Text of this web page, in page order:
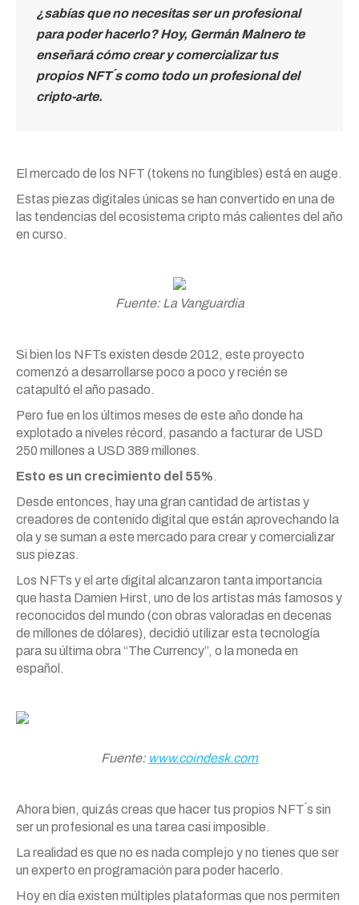
¿sabías que no necesitas ser un profesional
para poder hacerlo? Hoy, Germán Malnero te
enseñará cómo crear y comercializar tus
propios NFT´s como todo un profesional del
cripto-arte.
El mercado de los NFT (tokens no fungibles) está en auge.
Estas piezas digitales únicas se han convertido en una de
las tendencias del ecosistema cripto más calientes del año
en curso.
Fuente: La Vanguardia
Si bien los NFTs existen desde 2012, este proyecto
comenzó a desarrollarse poco a poco y recién se
catapultó el año pasado.
Pero fue en los últimos meses de este año donde ha
explotado a niveles récord, pasando a facturar de USD
250 millones a USD 389 millones.
Esto es un crecimiento del 55%.
Desde entonces, hay una gran cantidad de artistas y
creadores de contenido digital que están aprovechando la
ola y se suman a este mercado para crear y comercializar
sus piezas.
Los NFTs y el arte digital alcanzaron tanta importancia
que hasta Damien Hirst, uno de los artistas más famosos y
reconocidos del mundo (con obras valoradas en decenas
de millones de dólares), decidió utilizar esta tecnología
para su última obra “The Currency”, o la moneda en
español.
Fuente: www.coindesk.com
Ahora bien, quizás creas que hacer tus propios NFT´s sin
ser un profesional es una tarea casi imposible.
La realidad es que no es nada complejo y no tienes que ser
un experto en programación para poder hacerlo.
Hoy en día existen múltiples plataformas que nos permiten